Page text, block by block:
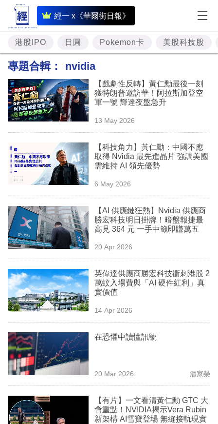
經一 x《華爾街日報》
即
時
財
經
題
投
資
樓
市
理
商
業
技
職
場
生
時
事
欄
訂
港股IPO 日圓 Pokemon卡 美股科技股
專題合輯： nvidia
【戲劇性反轉】黃仁勳最後一刻
獲特朗普邀訪華！阿拉斯加登空
軍一號 輝達夜盤急升
13 May 2026
【科技角力】黃仁勳：中國不應
取得 Nvidia 最先進晶片 強調美國
需維持 AI 領先優勢
6 May 2026
【AI 供應鏈狂熱】Nvidia 供應商
勝宏科技明日掛牌！暗盤報捷最
高見 364 元 一手中籤即賺萬五
20 Apr 2026
英偉達供應商勝宏科技衝刺港股 2
萬蚊入場費與「AI 硬件紅利」真
實價值
14 Apr 2026
在恐懼中讀懂訊號
20 Mar 2026 潘家榮
【有片】一文看清黃仁勳 GTC 大
會重點！NVIDIA揭示Vera Rubin
新架構 AI雪寶登場 無縫接軌現實